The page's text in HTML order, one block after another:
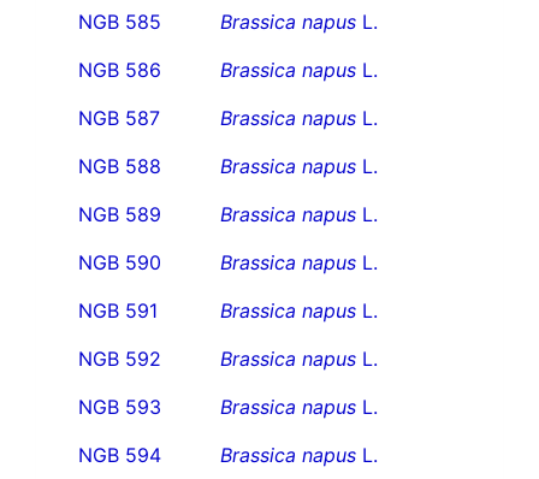
NGB 585
Brassica napus L.
NGB 586
Brassica napus L.
NGB 587
Brassica napus L.
NGB 588
Brassica napus L.
NGB 589
Brassica napus L.
NGB 590
Brassica napus L.
NGB 591
Brassica napus L.
NGB 592
Brassica napus L.
NGB 593
Brassica napus L.
NGB 594
Brassica napus L.